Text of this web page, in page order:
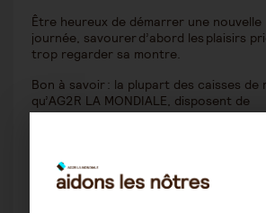
Être heureux de démarrer une nouvelle
journée, savourer d’abord les plaisirs
trop regarder sa montre.
Bon à savoir : la plupart des caisses
qu’AG2R LA MONDIALE, disposent de
centres de prévention complétant
plus efficace pour la stimuler au
des méthodes validées…).